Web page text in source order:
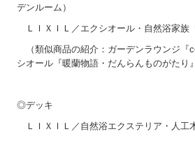
デンルーム）
ＬＩＸＩＬ／エクシオール・自然浴家族
（類似商品の紹介：ガーデンラウンジ
シオール『暖蘭物語・だんらんものがたり』
◎デッキ
ＬＩＸＩＬ／自然浴エクステリア・人工